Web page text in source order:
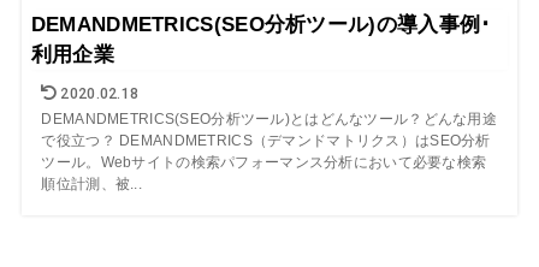
DEMANDMETRICS(SEO分析ツール)の導入事例･
利用企業
2020.02.18
DEMANDMETRICS(SEO分析ツール)とはどんなツール？どんな用途
で役立つ？ DEMANDMETRICS（デマンドマトリクス）はSEO分析
ツール。Webサイトの検索パフォーマンス分析において必要な検索
順位計測、被...